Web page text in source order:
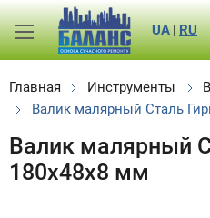
RU
|
UA
Главная Инструменты
Валик малярный Сталь
Валик малярный
180х48х8 мм